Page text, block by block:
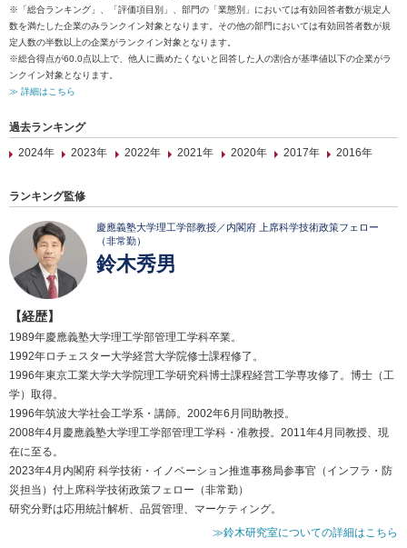
※「総合ランキング」、「評価項目別」、部門の「業態別」においては有効回答者数が規定人
数を満たした企業のみランクイン対象となります。その他の部門においては有効回答者数が規
定人数の半数以上の企業がランクイン対象となります。
※総合得点が60.0点以上で、他人に薦めたくないと回答した人の割合が基準値以下の企業がラ
ンクイン対象となります。
≫ 詳細はこちら
過去ランキング
2024年
2023年 2022年 2021年 2020年 2017年 2016年
ランキング監修
慶應義塾大学理工学部教授／内閣府 上席科学技術政策フェロー
（非常勤）
鈴木秀男
【経歴】
1989年慶應義塾大学理工学部管理工学科卒業。
1992年ロチェスター大学経営大学院修士課程修了。
1996年東京工業大学大学院理工学研究科博士課程経営工学専攻修了。博士（工
学）取得。
1996年筑波大学社会工学系・講師。2002年6月同助教授。
2008年4月慶應義塾大学理工学部管理工学科・准教授。2011年4月同教授、現
在に至る。
2023年4月内閣府 科学技術・イノベーション推進事務局参事官（インフラ・防
災担当）付上席科学技術政策フェロー（非常勤）
研究分野は応用統計解析、品質管理、マーケティング。
≫鈴木研究室についての詳細はこちら